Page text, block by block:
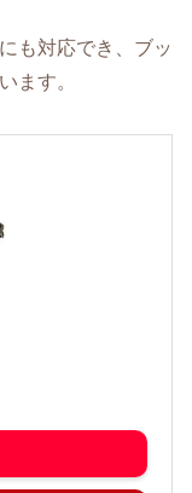
も対応でき、ブッ
ます。